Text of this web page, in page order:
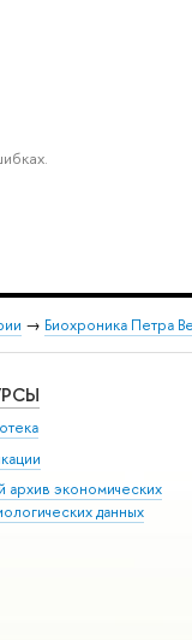
→ Биохроника Петра
архив экономических
данных